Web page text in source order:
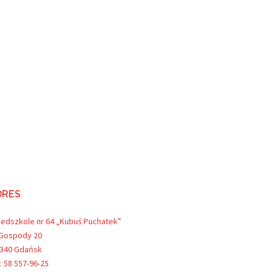
nr 64 „Kubuś Puchatek”
20
Gdańsk
58 557-96-25